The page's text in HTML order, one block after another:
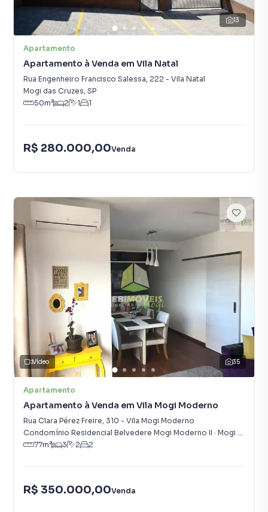
13
Apartamento
Apartamento à Venda em Vila Natal
Rua Engenheiro Francisco Salessa, 222 - Vila Natal
Mogi das Cruzes, SP
50m² 2 1 1
R$ 280.000,00Venda
35
Vídeo
Apartamento
Apartamento à Venda em Vila Mogi Moderno
Rua Clara Pérez Freire, 310 - Vila Mogi Moderno
Condomínio Residencial Belvedere Mogi Moderno II · Mogi Das Cruzes
77m² 3 2 2
R$ 350.000,00Venda